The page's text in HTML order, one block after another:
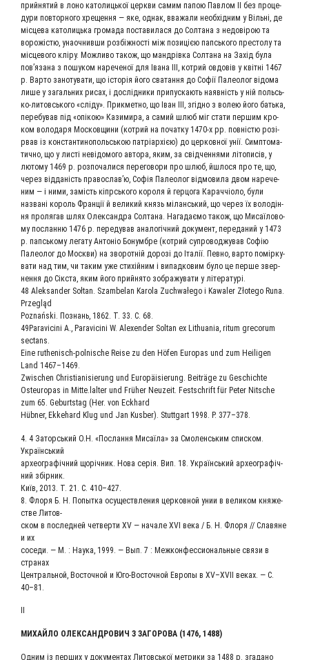
прий­ня­тий в лоно като­ли­ць­кої церк­ви самим папою Пав­лом II без про­це­
ду­ри повтор­но­го хре­щен­ня — яке, однак, вва­жа­ли необ­хід­ним у Віль­ні, де
міс­це­ва като­ли­ць­ка гро­ма­да поста­ви­ла­ся до Сол­та­на з недо­вірою та
воро­жістю, уна­оч­нив­ши роз­біж­но­сті між пози­цією папсь­ко­го пре­сто­лу та
міс­це­во­го клі­ру. Мож­ли­во також, що манд­рів­ка Сол­та­на на Захід була
пов’я­за­на з пошу­ком наре­че­ної для Іва­на III, кот­рий овдо­вів у квіт­ні 1467
р. Вар­то зано­ту­ва­ти, що історія його сва­тан­ня до Софії Палео­лог відо­ма
лише у загаль­них рисах, і дослід­ни­ки при­пус­ка­ють наяв­ність у ній польсь­
ко-литовсь­ко­го «слі­ду». При­к­мет­но, що Іван ІІІ, згід­но з волею його бать­ка,
пере­бу­вав під «опікою» Кази­ми­ра, а самий шлюб міг ста­ти пер­шим кро­
ком воло­да­ря Мос­ков­щи­ни (кот­рий на почат­ку 1470‑х pp. повністю розі­
рвав із кон­стан­ти­но­польсь­кою патріар­хією) до цер­ков­ної унії. Симп­то­ма­
тич­но, що у листі неві­до­мо­го авто­ра, яким, за свід­чен­ня­ми літо­писів, у
люто­му 1469 р. роз­по­ча­ли­ся пере­го­во­ри про шлюб, йшло­ся про те, що,
через від­даність пра­во­слав’ю, Софія Палео­лог від­мо­ви­ла двом наре­че­
ним — і ними, замість кіпрсь­ко­го коро­ля й гер­цо­га Карач­чіо­ло, були
названі король Фран­ції й вели­кий князь мілансь­кий, що через їх володін­
ня про­ля­гав шлях Олек­сандра Сол­та­на. Нага­дає­мо також, що Мисаї­ло­во­
му послан­ню 1476 р. пере­ду­вав ана­ло­гіч­ний доку­мент, пере­да­ний у 1473
р. папсь­ко­му лега­ту Антоніо Бонум­б­ре (кот­рий супро­вод­жу­вав Софію
Палео­лог до Моск­ви) на зво­рот­ній дорозі до Італії. Пев­но, вар­то помір­ку­
ва­ти над тим, чи таким уже стихій­ним і випад­ко­вим було це пер­ше звер­
нен­ня до Сік­ста, яким його прий­ня­то зоб­ра­жу­ва­ти у літературі.
48 Aleksander Sołtan. Szambelan Karola Zuchwałego i Kawaler Złotego Runa.
Przegląd
Poznański. Познань, 1862. T. 33. С. 68.
49Paravicini А., Paravicini W. Alexender Soltan ex Lithuania, ritum grecorum
sectans.
Eine ruthenisch-polnische Reise zu den Höfen Europas und zum Heiligen
Land 1467–1469.
Zwischen Christianisierung und Europäisierung. Beiträge zu Geschichte
Osteuropas in Mitte.lalter und Früher Neuzeit. Festschrift für Peter Nitsche
zum 65. Geburtstag (Her. von Eckhard
Hübner, Ekkehard Klug und Jan Kusber). Stuttgart 1998. P. 377–378.
4. 4 Заторсь­кий О.Н. «Послан­ня Мисаї­ла» за Смо­ленсь­ким спис­ком.
Український
архео­гра­фіч­ний щоріч­ник. Нова серія. Вип. 18. Українсь­кий архео­гра­фіч­
ний збірник.
Київ, 2013. Т. 21. С. 410–427.
8. Фло­ря Б. Н. Попыт­ка осу­ществ­ле­ния цер­ков­ной унии в вели­ком кня­же­
стве Литов-
ском в послед­ней чет­вер­ти XV — нача­ле XVI века / Б. Н. Фло­ря // Сла­вяне
и их
сосе­ди. — М. : Нау­ка, 1999. — Вып. 7 : Меж­кон­фес­си­о­наль­ные свя­зи в
странах
Цен­траль­ной, Восточ­ной и Юго-Восточ­ной Евро­пы в XV–XVII веках. — С.
40–81.
МИХАЙ­ЛО ОЛЕК­САН­ДРО­ВИЧ З ЗАГО­РО­ВА (1476, 1488)
Одним із пер­ших у доку­мен­тах Литовсь­кої мет­ри­ки за 1488 р. зга­да­но